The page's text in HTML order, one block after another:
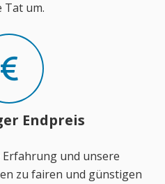
Tat um.
Endpreis
und unsere
zu fairen und günstigen